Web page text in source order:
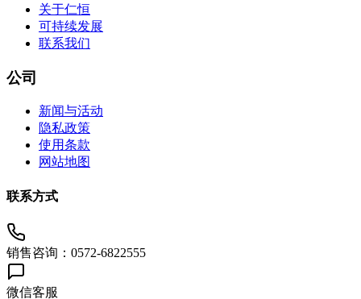
关于仁恒
可持续发展
联系我们
公司
新闻与活动
隐私政策
使用条款
网站地图
联系方式
销售咨询：0572-6822555
微信客服